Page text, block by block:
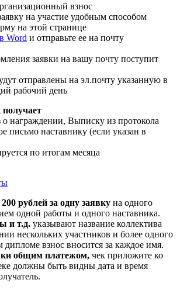
взнос
на участие удобным способом
на этой странице
Word и отправьте ее на почту
заявки на вашу почту поступит
отправлены на эл.почту указанную в
рабочий день
награждении, Выписку из протокола
письмо наставнику (если указан в
по итогам месяца
рублей за одну заявку на одного
одной работы и одного наставника.
и т.д. указывают название коллектива
нескольких участников и более одного
дипломе взнос вносится за каждое имя.
общим платежом, чек приложите ко
должны быть видны дата и время